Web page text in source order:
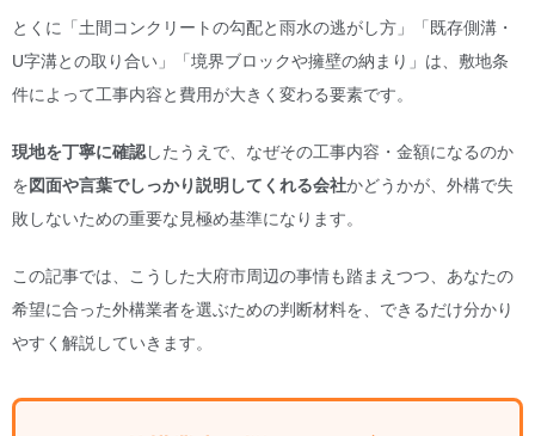
とくに「土間コンクリートの勾配と雨水の逃がし方」「既存側溝・
U字溝との取り合い」「境界ブロックや擁壁の納まり」は、敷地条
件によって工事内容と費用が大きく変わる要素です。
現地を丁寧に確認したうえで、なぜその工事内容・金額になるのか
を図面や言葉でしっかり説明してくれる会社かどうかが、外構で失
敗しないための重要な見極め基準になります。
この記事では、こうした大府市周辺の事情も踏まえつつ、あなたの
希望に合った外構業者を選ぶための判断材料を、できるだけ分かり
やすく解説していきます。